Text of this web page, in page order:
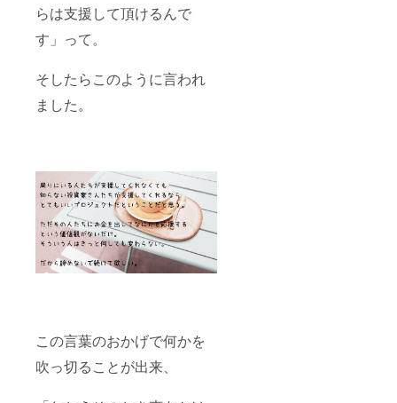
らは支援して頂けるんで
す」って。
そしたらこのように言われ
ました。
この言葉のおかげで何かを
吹っ切ることが出来、